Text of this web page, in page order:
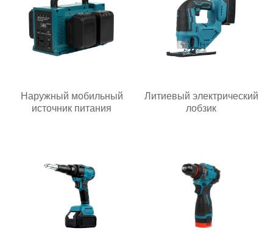
Наружный мобильный
источник питания
Литиевый электрический
лобзик